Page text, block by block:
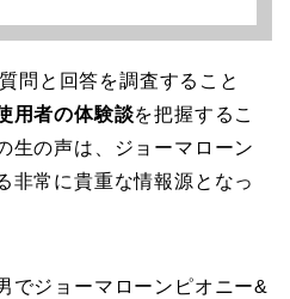
問と回答を調査すること
用者の体験談を把握するこ
生の声は、ジョーマローン
非常に貴重な情報源となっ
でジョーマローンピオニー&